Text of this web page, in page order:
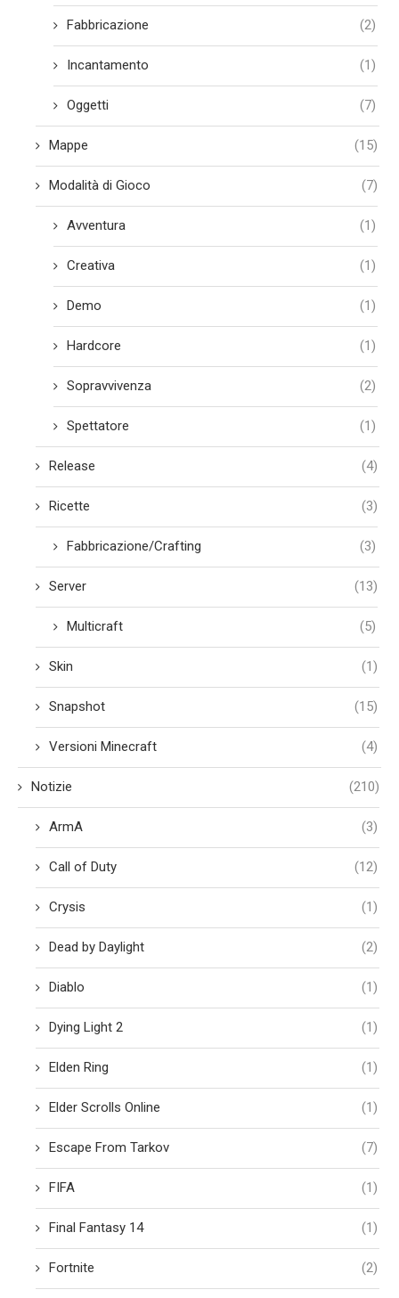
Fabbricazione (2)
Incantamento (1)
Oggetti (7)
Mappe (15)
Modalità di Gioco (7)
Avventura (1)
Creativa (1)
Demo (1)
Hardcore (1)
Sopravvivenza (2)
Spettatore (1)
Release (4)
Ricette (3)
Fabbricazione/Crafting (3)
Server (13)
Multicraft (5)
Skin (1)
Snapshot (15)
Versioni Minecraft (4)
Notizie (210)
ArmA (3)
Call of Duty (12)
Crysis (1)
Dead by Daylight (2)
Diablo (1)
Dying Light 2 (1)
Elden Ring (1)
Elder Scrolls Online (1)
Escape From Tarkov (7)
FIFA (1)
Final Fantasy 14 (1)
Fortnite (2)